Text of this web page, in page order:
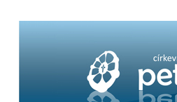
Zahradní slavnost